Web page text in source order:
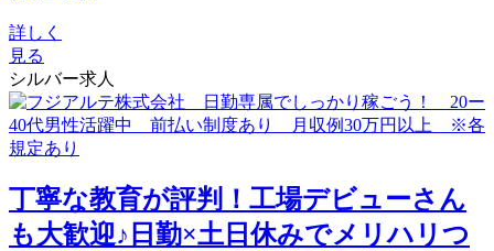
詳しく
見る
シルバー求人
丁寧な教育が評判！工場デビューさん
も大歓迎♪日勤×土日休みでメリハリつ